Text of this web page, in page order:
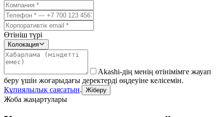
Өтініш түрі
Колокация
Akashi-дің менің өтінімімге жауап
беру үшін жоғарыдағы деректерді өңдеуіне келісемін.
Құпиялылық саясатын. Жіберу
Жоба жаңартулары